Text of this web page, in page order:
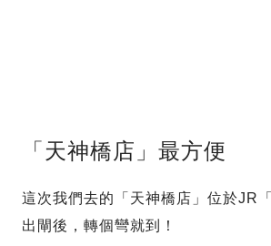
「天神橋店」最方便
這次我們去的「天神橋店」位於JR
出閘後，轉個彎就到！